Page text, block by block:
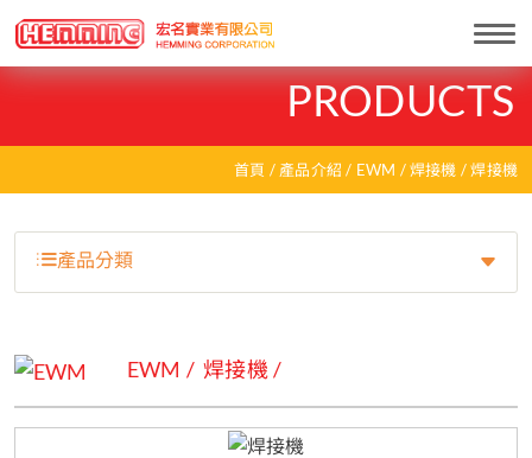
PRODUCTS
首頁 產品介紹 EWM 焊接機 焊接機
產品分類
EWM 焊接機